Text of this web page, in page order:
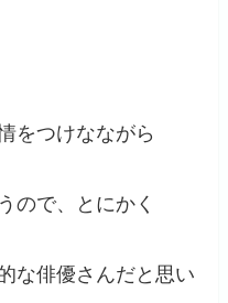
をつけなながら
ので、とにかく
な俳優さんだと思い